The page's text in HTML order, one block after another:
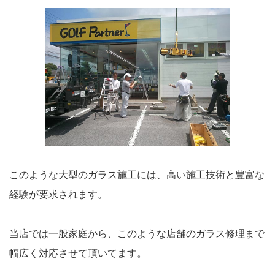
このような大型のガラス施工には、高い施工技術と豊富な
経験が要求されます。
当店では一般家庭から、このような店舗のガラス修理まで
幅広く対応させて頂いてます。